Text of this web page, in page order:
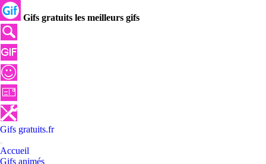
Gifs gratuits les meilleurs gifs
Gifs gratuits.fr
Accueil
Gifs animés